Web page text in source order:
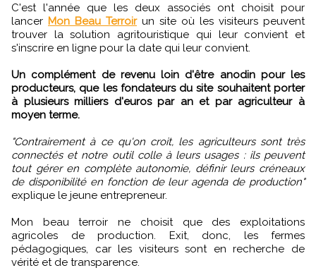
C'est l'année que les deux associés ont choisit pour
lancer Mon Beau Terroirun site où les visiteurs peuvent
trouver la solution agritouristique qui leur convient et
s'inscrire en ligne pour la date qui leur convient.
Un complément de revenu loin d'être anodin pour les
producteurs, que les fondateurs du site souhaitent porter
à plusieurs milliers d'euros par an et par agriculteur à
moyen terme.
"Contrairement à ce qu'on croit, les agriculteurs sont très
connectés et notre outil colle à leurs usages : ils peuvent
tout gérer en complète autonomie, définir leurs créneaux
de disponibilité en fonction de leur agenda de production"
explique le jeune entrepreneur.
Mon beau terroir ne choisit que des exploitations
agricoles de production. Exit, donc, les fermes
pédagogiques, car les visiteurs sont en recherche de
vérité et de transparence.